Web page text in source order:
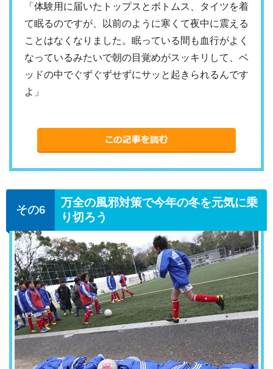
「体験用に届いたトップスとボトムス、タイツを着
て眠るのですが、以前のように寒くて夜中に震える
ことはなくなりました。眠っている間も血行がよく
なっているみたいで朝の目覚めがスッキリして、ベ
ッドの中でぐずぐずせずにサッと起きられるんです
よ」
万全の風邪対策で今年の冬を元気に乗
り切ろう